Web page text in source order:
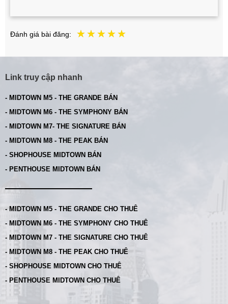
Đánh giá bài đăng:
Link truy cập nhanh
- MIDTOWN M5 - THE GRANDE BÁN
- MIDTOWN M6 - THE SYMPHONY BÁN
- MIDTOWN M7- THE SIGNATURE BÁN
- MIDTOWN M8 - THE PEAK BÁN
- SHOPHOUSE MIDTOWN BÁN
- PENTHOUSE MIDTOWN BÁN
- MIDTOWN M5 - THE GRANDE CHO THUÊ
- MIDTOWN M6 - THE SYMPHONY CHO THUÊ
- MIDTOWN M7 - THE SIGNATURE CHO THUÊ
- MIDTOWN M8 - THE PEAK CHO THUÊ
- SHOPHOUSE MIDTOWN CHO THUÊ
- PENTHOUSE MIDTOWN CHO THUÊ